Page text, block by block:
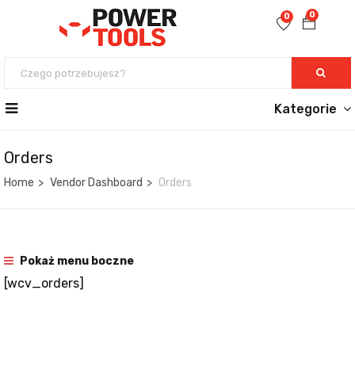
0
0
Kategorie
Orders
Home Vendor Dashboard Orders
Pokaż menu boczne
[wcv_orders]